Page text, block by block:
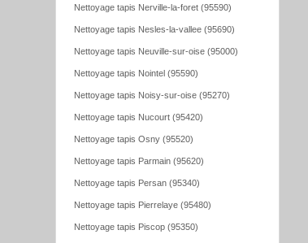
Nettoyage tapis Nerville-la-foret (95590)
Nettoyage tapis Nesles-la-vallee (95690)
Nettoyage tapis Neuville-sur-oise (95000)
Nettoyage tapis Nointel (95590)
Nettoyage tapis Noisy-sur-oise (95270)
Nettoyage tapis Nucourt (95420)
Nettoyage tapis Osny (95520)
Nettoyage tapis Parmain (95620)
Nettoyage tapis Persan (95340)
Nettoyage tapis Pierrelaye (95480)
Nettoyage tapis Piscop (95350)